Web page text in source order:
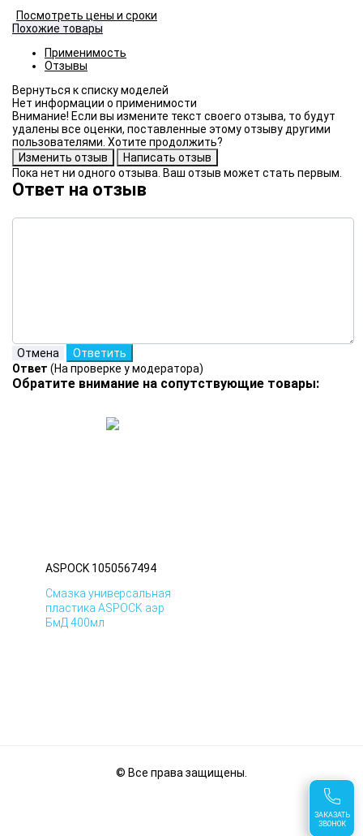
Посмотреть цены и сроки
Похожие товары
Применимость
Отзывы
Нет информации о применимости
Внимание! Если вы измените текст своего отзыва, то будут
удалены все оценки, поставленные этому отзыву другими
пользователями. Хотите продолжить?
Пока нет ни одного отзыва. Ваш отзыв может стать первым.
Ответ на отзыв
Ответ (На проверке у модератора)
Обратите внимание на сопутствующие товары:
ASPOCK 1050567494
Смазка универсальная
пластика ASPOCK аэр
БмД 400мл
ЗАКАЗАТЬ
ЗВОНОК
© Все права защищены.